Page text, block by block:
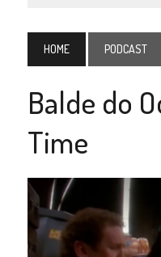
HOME PODCAST
Balde do
Time